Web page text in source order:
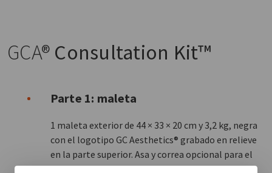
GCA® Consultation Kit™
Parte 1: maleta
1 maleta exterior de 44 × 33 × 20 cm y 3,2 kg, negra
con el logotipo GC Aesthetics® grabado en relieve
en la parte superior. Asa y correa opcional para el
hombro